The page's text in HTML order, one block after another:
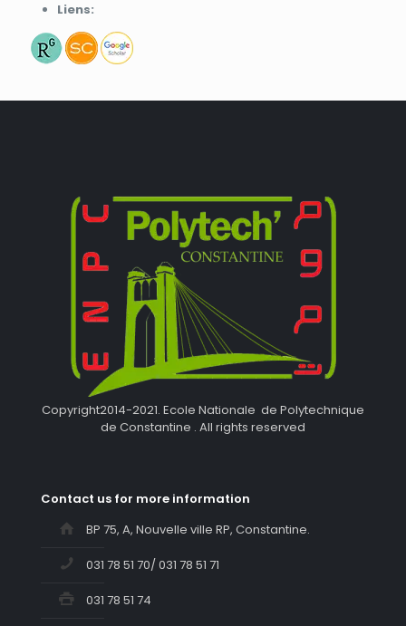
Liens:
Copyright2014-2021. Ecole Nationale de Polytechnique
de Constantine . All rights reserved
Contact us for more information
BP 75, A, Nouvelle ville RP, Constantine.
031 78 51 70/ 031 78 51 71
031 78 51 74